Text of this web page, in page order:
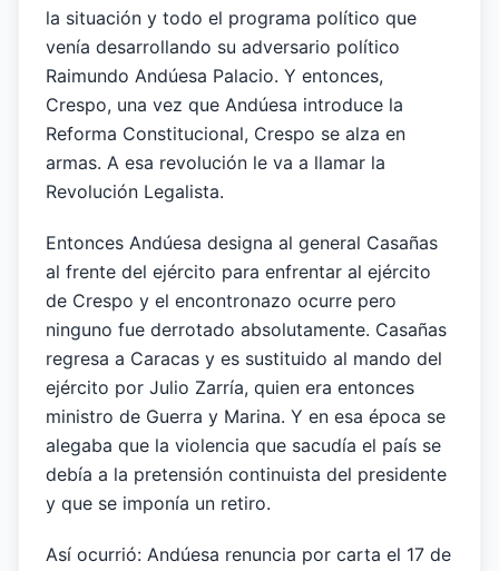
la situación y todo el programa político que
venía desarrollando su adversario político
Raimundo Andúesa Palacio. Y entonces,
Crespo, una vez que Andúesa introduce la
Reforma Constitucional, Crespo se alza en
armas. A esa revolución le va a llamar la
Revolución Legalista.
Entonces Andúesa designa al general Casañas
al frente del ejército para enfrentar al ejército
de Crespo y el encontronazo ocurre pero
ninguno fue derrotado absolutamente. Casañas
regresa a Caracas y es sustituido al mando del
ejército por Julio Zarría, quien era entonces
ministro de Guerra y Marina. Y en esa época se
alegaba que la violencia que sacudía el país se
debía a la pretensión continuista del presidente
y que se imponía un retiro.
Así ocurrió: Andúesa renuncia por carta el 17 de